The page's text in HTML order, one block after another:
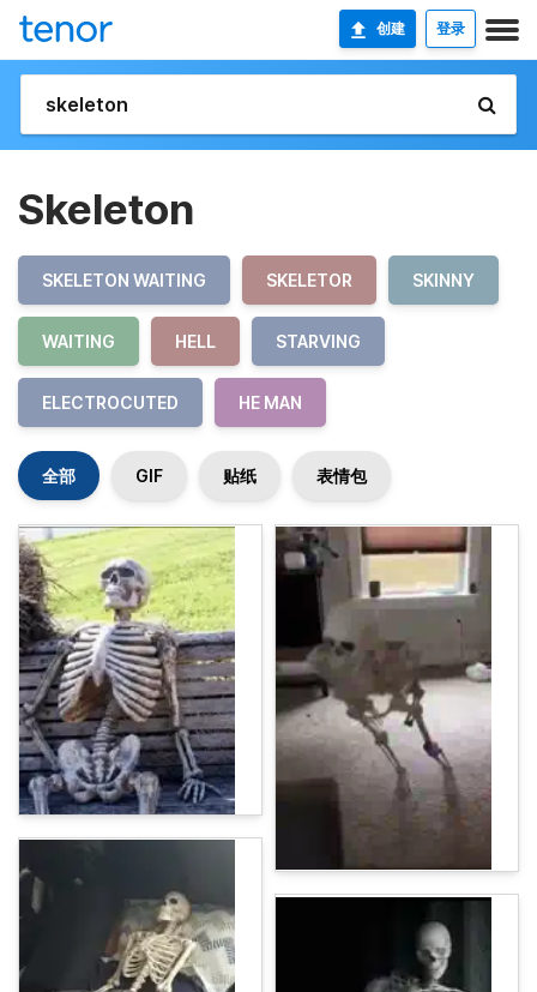
创建 登录
Skeleton
SKELETON WAITING SKELETOR SKINNY
WAITING HELL STARVING
ELECTROCUTED HE MAN
全部 GIF 贴纸 表情包